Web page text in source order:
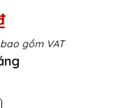
gồm VAT